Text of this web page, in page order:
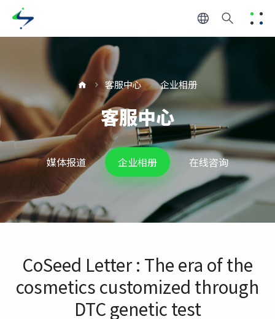
客服中心 企业相册
客服中心
媒体报道 企业相册 在线咨询
CoSeed Letter : The era of the
cosmetics customized through
DTC genetic test